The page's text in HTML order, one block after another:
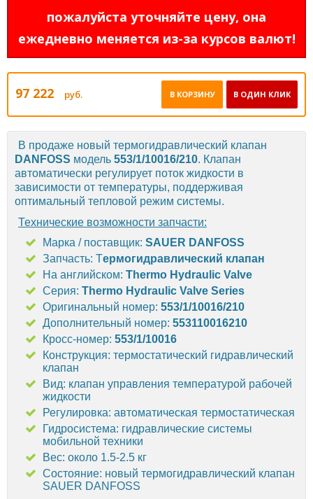
пожалуйста уточняйте цену, она
ежедневно меняется из-за курсов валют!
97 222 руб. В ОДИН КЛИК
В КОРЗИНУ
В продаже новый термогидравлический клапан
DANFOSS модель 553/1/10016/210. Клапан
автоматически регулирует поток жидкости в
зависимости от температуры, поддерживая
оптимальный тепловой режим системы.
Технические возможности запчасти:
Марка / поставщик: SAUER DANFOSS
Запчасть: Термогидравлический клапан
На английском: Thermo Hydraulic Valve
Серия: Thermo Hydraulic Valve Series
Оригинальный номер: 553/1/10016/210
Дополнительный номер: 553110016210
Кросс-номер: 553/1/10016
Конструкция: термостатический гидравлический
клапан
Вид: клапан управления температурой рабочей
жидкости
Регулировка: автоматическая термостатическая
Гидросистема: гидравлические системы
мобильной техники
Вес: около 1.5-2.5 кг
Состояние: новый термогидравлический клапан
SAUER DANFOSS